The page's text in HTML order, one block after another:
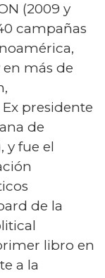
(2009 y
campañas
más de
presidente
de
y fue el
de la
libro en
a la